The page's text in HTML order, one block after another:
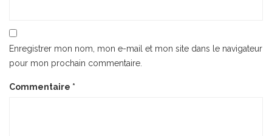
Enregistrer mon nom, mon e-mail et mon site dans le navigateur
pour mon prochain commentaire.
Commentaire *